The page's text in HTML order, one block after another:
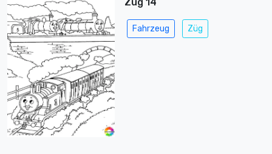
Fahrzeug Züg